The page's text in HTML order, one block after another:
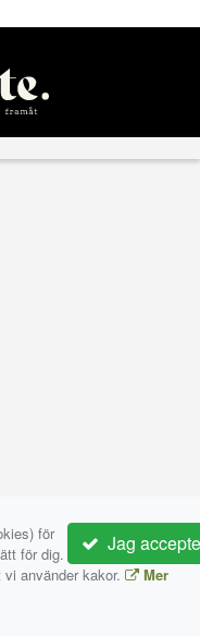
Jag
för
för dig.
använder kakor.
Mer